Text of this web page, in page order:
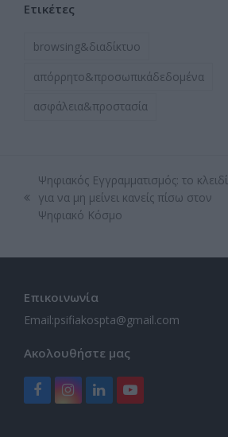
Ετικέτες
browsing&διαδίκτυο
απόρρητο&προσωπικάδεδομένα
ασφάλεια&προστασία
previous
post:
Ψηφιακός Εγγραμματισμός: το κλειδί
για να μη μείνει κανείς πίσω στον
Ψηφιακό Κόσμο
Επικοινωνία
Email:psifiakospta@gmail.com
Ακολουθήστε μας
Facebook
Instagram
LinkedInYouTube